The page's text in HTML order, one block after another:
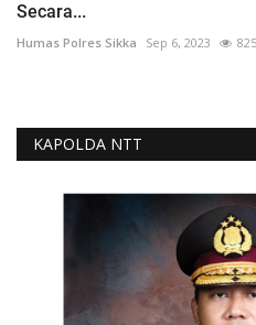
Secara...
Humas Polres Sikka Sep 6, 2023 825
KAPOLDA NTT